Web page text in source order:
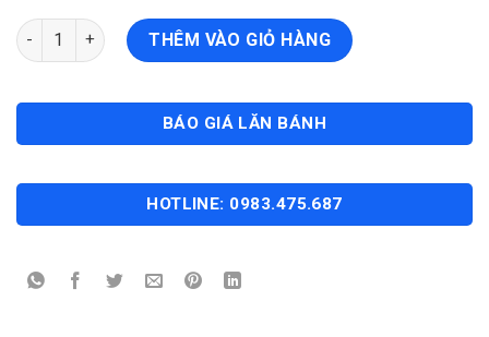
VINFAST FADIL 1.4L (Nâng Cao - 2022) số lượng
THÊM VÀO GIỎ HÀNG
BÁO GIÁ LĂN BÁNH
HOTLINE: 0983.475.687